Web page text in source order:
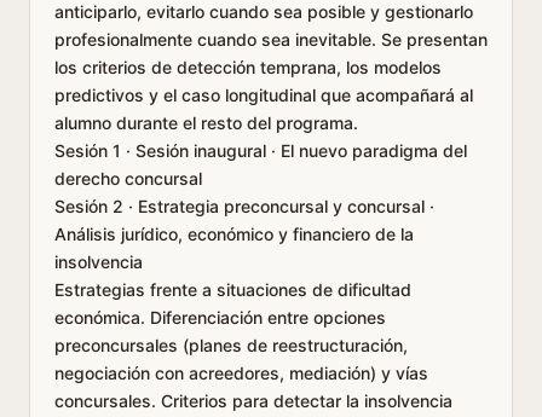
anticiparlo, evitarlo cuando sea posible y gestionarlo
profesionalmente cuando sea inevitable. Se presentan
los criterios de detección temprana, los modelos
predictivos y el caso longitudinal que acompañará al
alumno durante el resto del programa.
Sesión 1 · Sesión inaugural · El nuevo paradigma del
derecho concursal
Sesión 2 · Estrategia preconcursal y concursal ·
Análisis jurídico, económico y financiero de la
insolvencia
Estrategias frente a situaciones de dificultad
económica. Diferenciación entre opciones
preconcursales (planes de reestructuración,
negociación con acreedores, mediación) y vías
concursales. Criterios para detectar la insolvencia